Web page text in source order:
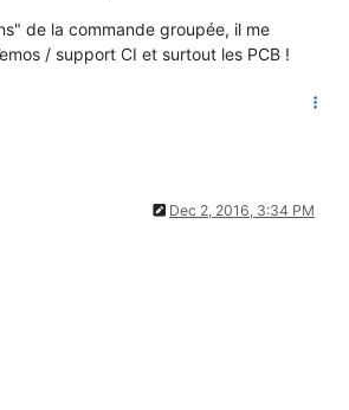
de la commande groupée, il me
/ support CI et surtout les PCB !
Dec 2, 2016, 3:34 PM